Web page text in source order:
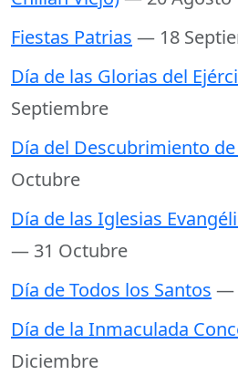
Fiestas Patrias — 18
Día de las Glorias del
Septiembre
Día del Descubrimiento
Octubre
Día de las Iglesias
— 31 Octubre
Día de Todos los Santos —
Día de la Inmaculada
Diciembre